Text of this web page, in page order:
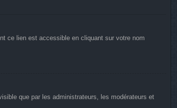
ce lien est accessible en cliquant sur votre nom
que par les administrateurs, les modérateurs et